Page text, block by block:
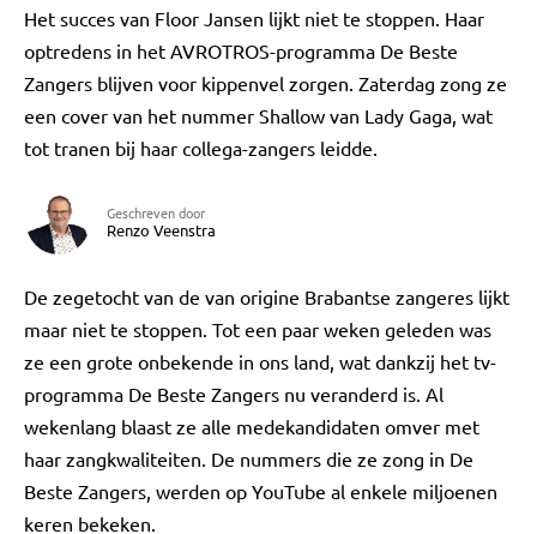
Het succes van Floor Jansen lijkt niet te stoppen. Haar
optredens in het AVROTROS-programma De Beste
Zangers blijven voor kippenvel zorgen. Zaterdag zong ze
een cover van het nummer Shallow van Lady Gaga, wat
tot tranen bij haar collega-zangers leidde.
Geschreven door
Renzo Veenstra
De zegetocht van de van origine Brabantse zangeres lijkt
maar niet te stoppen. Tot een paar weken geleden was
ze een grote onbekende in ons land, wat dankzij het tv-
programma De Beste Zangers nu veranderd is. Al
wekenlang blaast ze alle medekandidaten omver met
haar zangkwaliteiten. De nummers die ze zong in De
Beste Zangers, werden op YouTube al enkele miljoenen
keren bekeken.